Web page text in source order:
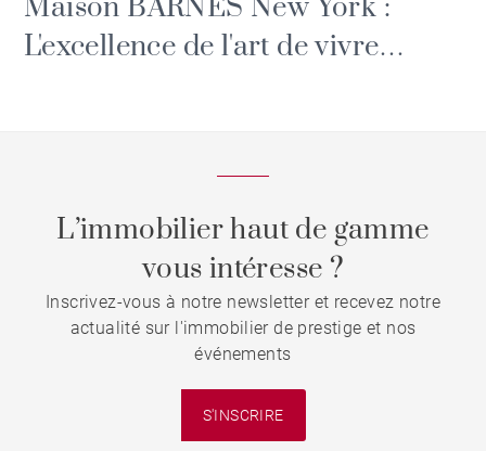
Maison BARNES New York :
L'excellence de l'art de vivre
L’immobilier haut de gamme
vous intéresse ?
Inscrivez-vous à notre newsletter et recevez notre
actualité sur l'immobilier de prestige et nos
événements
S'INSCRIRE